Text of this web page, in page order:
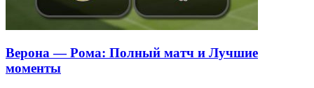
Верона — Рома: Полный матч и Лучшие
моменты